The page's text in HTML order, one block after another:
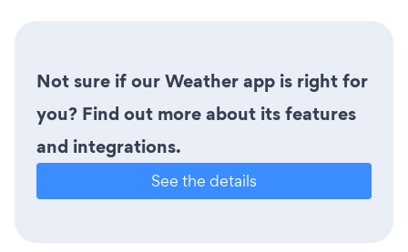
Not sure if our Weather app is right for
you? Find out more about its features
and integrations.
See the details